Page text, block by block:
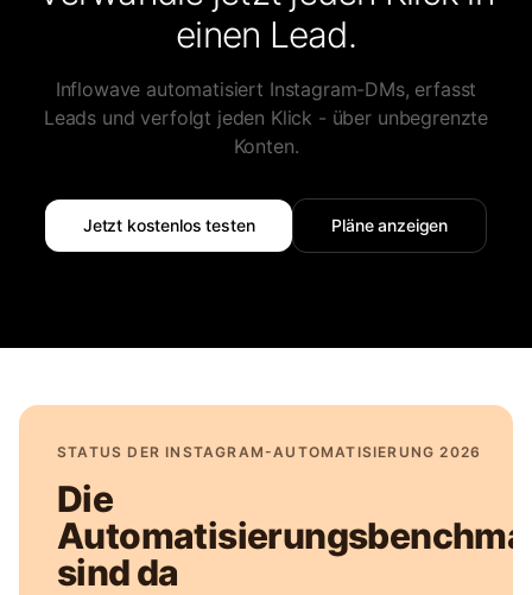
einen Lead.
Inflowave automatisiert Instagram-DMs, erfasst
Leads und verfolgt jeden Klick - über unbegrenzte
Konten.
Jetzt kostenlos testen Pläne anzeigen
STATUS DER INSTAGRAM-AUTOMATISIERUNG 2026
Die
sind da